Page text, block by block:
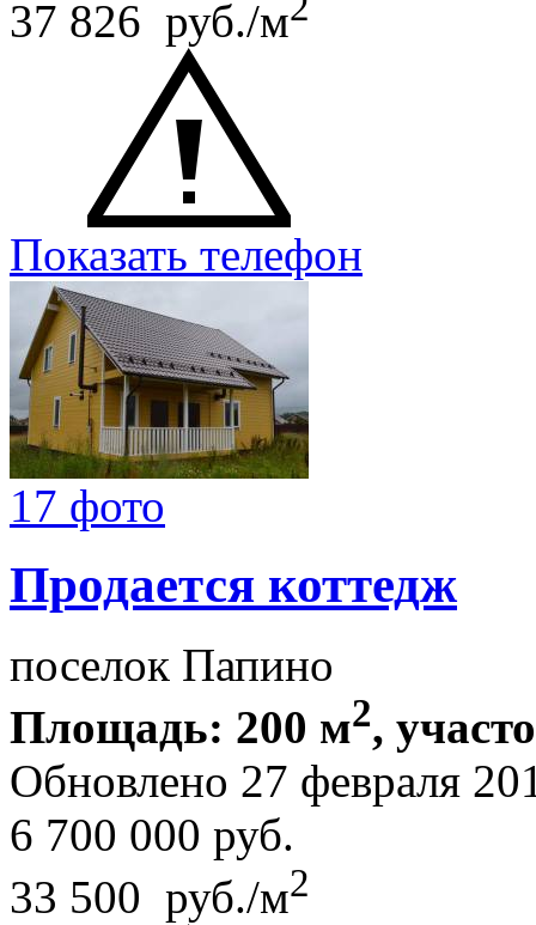
37 826 руб./м
Показать телефон
17 фото
Продается коттедж
поселок Папино
Площадь: 200 м2,
Обновлено 27 февраля
6 700 000 руб.
33 500 руб./м2